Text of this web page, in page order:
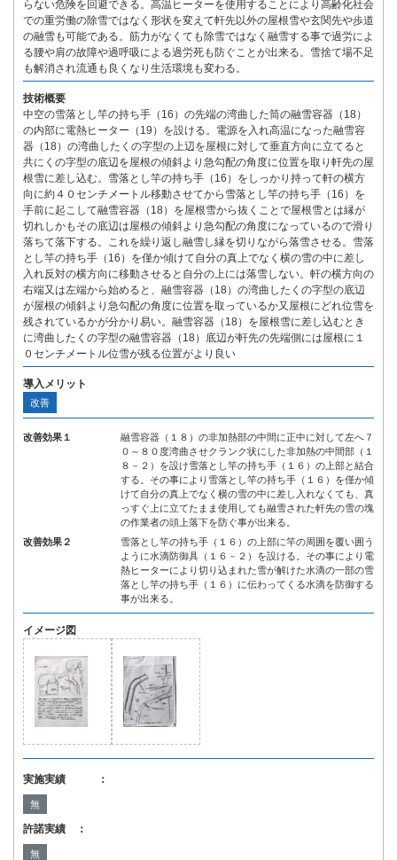
らない危険を回避できる。高温ヒーターを使用することにより高齢化社会
での重労働の除雪ではなく形状を変えて軒先以外の屋根雪や玄関先や歩道
の融雪も可能である。筋力がなくても除雪ではなく融雪する事で過労によ
る腰や肩の故障や過呼吸による過労死も防ぐことが出来る。雪捨て場不足
も解消され流通も良くなり生活環境も変わる。
技術概要
中空の雪落とし竿の持ち手（16）の先端の湾曲した筒の融雪容器（18）
の内部に電熱ヒーター（19）を設ける。電源を入れ高温になった融雪容
器（18）の湾曲したくの字型の上辺を屋根に対して垂直方向に立てると
共にくの字型の底辺を屋根の傾斜より急勾配の角度に位置を取り軒先の屋
根雪に差し込む。雪落とし竿の持ち手（16）をしっかり持って軒の横方
向に約４０センチメートル移動させてから雪落とし竿の持ち手（16）を
手前に起こして融雪容器（18）を屋根雪から抜くことで屋根雪とは縁が
切れしかもその底辺は屋根の傾斜より急勾配の角度になっているので滑り
落ちて落下する。これを繰り返し融雪し縁を切りながら落雪させる。雪落
とし竿の持ち手（16）を僅か傾けて自分の真上でなく横の雪の中に差し
入れ反対の横方向に移動させると自分の上には落雪しない。軒の横方向の
右端又は左端から始めると、融雪容器（18）の湾曲したくの字型の底辺
が屋根の傾斜より急勾配の角度に位置を取っているか又屋根にどれ位雪を
残されているかが分かり易い。融雪容器（18）を屋根雪に差し込むとき
に湾曲したくの字型の融雪容器（18）底辺が軒先の先端側には屋根に１
０センチメートル位雪が残る位置がより良い
導入メリット
改善
改善効果１
融雪容器（１８）の非加熱部の中間に正中に対して左へ７
０～８０度湾曲させクランク状にした非加熱の中間部（１
８－２）を設け雪落とし竿の持ち手（１６）の上部と結合
する。その事により雪落とし竿の持ち手（１６）を僅か傾
けて自分の真上でなく横の雪の中に差し入れなくても、真
っすぐ上に立てたまま使用しても融雪された軒先の雪の塊
の作業者の頭上落下を防ぐ事が出来る。
改善効果２
雪落とし竿の持ち手（１６）の上部に竿の周囲を覆い囲う
ように水滴防御具（１６－２）を設ける。その事により電
熱ヒーターにより切り込まれた雪が解けた水滴の一部の雪
落とし竿の持ち手（１６）に伝わってくる水滴を防御する
事が出来る。
イメージ図
実施実績 ：
無
許諾実績 ：
無